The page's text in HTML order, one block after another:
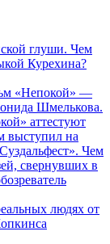
глуши. Чем
Курехина?
«Непокой» —
Шмелькова.
аттестуют
выступил на
Чем
свернувших в
людях от